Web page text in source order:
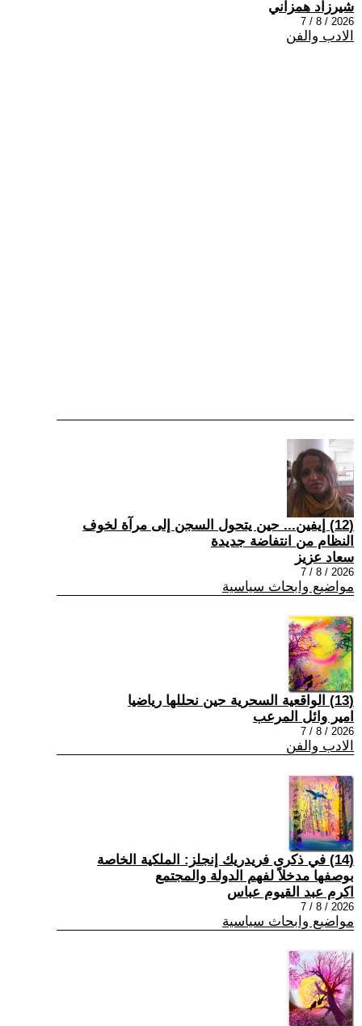
شيرزاد همزاني
2026 / 8 / 7
الادب والفن
(12) إيفين... حين يتحول السجن إلى مرآة لخوف
النظام من انتفاضة جديدة
سعاد عزيز
2026 / 8 / 7
مواضيع وابحاث سياسية
(13) الواقعية السحرية حين نحللها رياضيا
امير وائل المرعب
2026 / 8 / 7
الادب والفن
(14) في ذكرى فريدريك إنجلز: الملكية الخاصة
بوصفها مدخلاً لفهم الدولة والمجتمع
اكرم عبد القيوم عباس
2026 / 8 / 7
مواضيع وابحاث سياسية